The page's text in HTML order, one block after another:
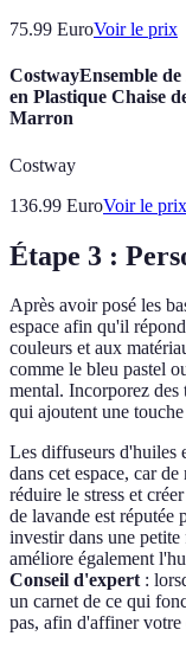
75.99 EuroVoir le prix
CostwayEnsemble
en Plastique Chaise
Marron
Costway
136.99 EuroVoir le prix
Étape 3 :
Après avoir posé les
espace afin qu'il
couleurs et aux
comme le bleu pastel
mental. Incorporez
qui ajoutent une
Les diffuseurs d'huiles
dans cet espace, car
réduire le stress et
de lavande est réputée
investir dans une
améliore également
Conseil d'expert:
un carnet de ce qui
pas, afin d'affiner votre